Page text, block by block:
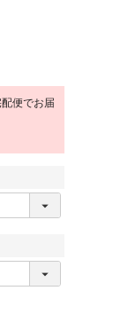
便でお届